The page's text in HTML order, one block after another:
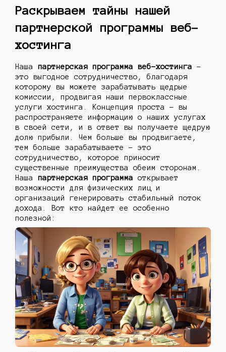
Раскрываем тайны нашей
партнерской программы веб-
хостинга
Наша партнерская программа веб-хостинга -
это выгодное сотрудничество, благодаря
которому вы можете зарабатывать щедрые
комиссии, продвигая наши первоклассные
услуги хостинга. Концепция проста - вы
распространяете информацию о наших услугах
в своей сети, и в ответ вы получаете щедрую
долю прибыли. Чем больше вы продвигаете,
тем больше зарабатываете - это
сотрудничество, которое приносит
существенные преимущества обеим сторонам.
Наша партнерская программа открывает
возможности для физических лиц и
организаций генерировать стабильный поток
дохода. Вот кто найдет ее особенно
полезной: